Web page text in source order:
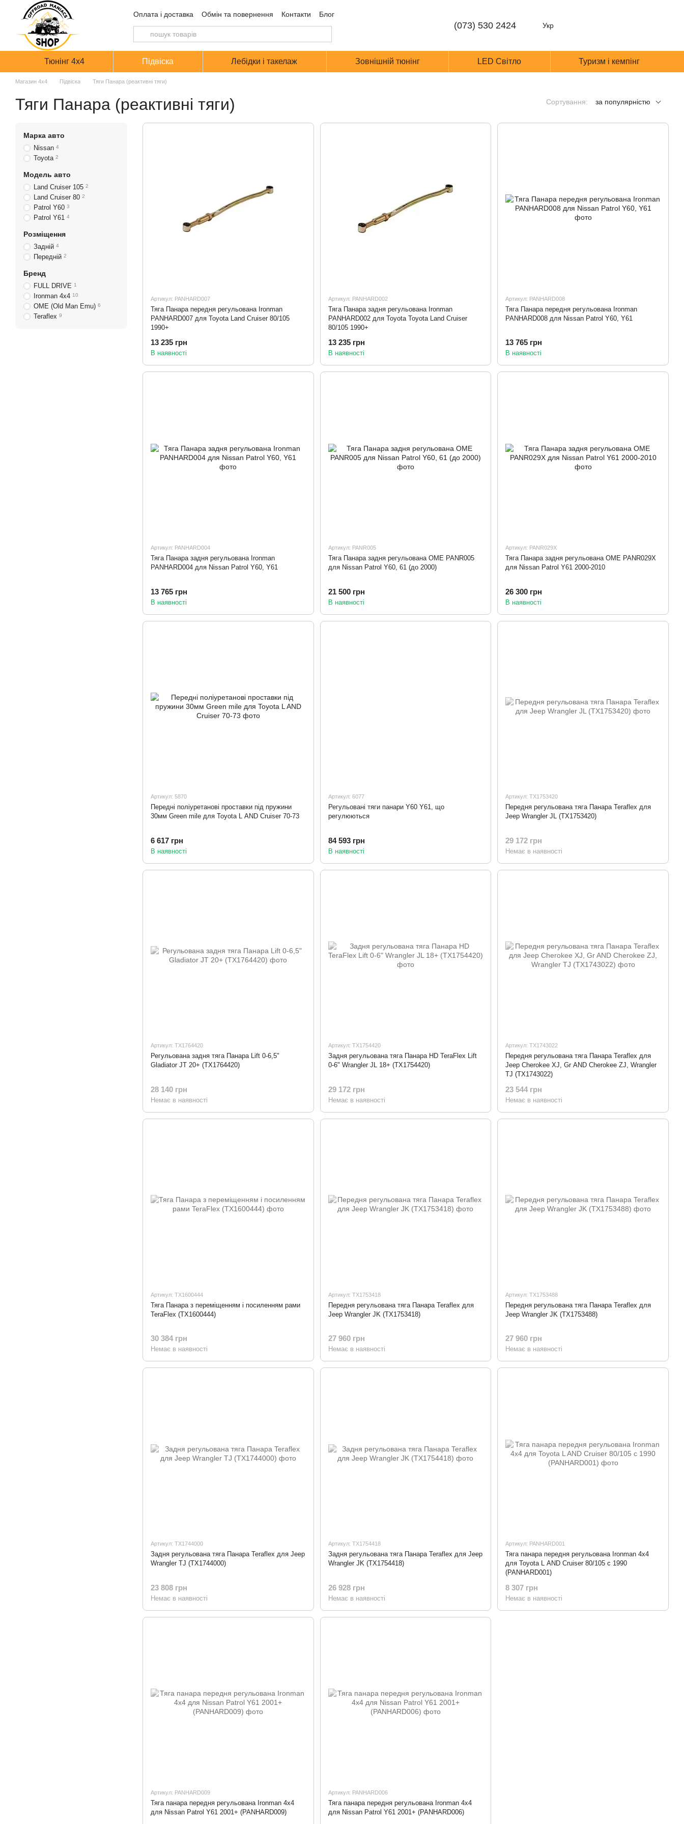
Перейти до основного контенту
Оплата і доставка Обмін та повернення Контакти Блог
(073) 530 2424 Укр
Тюнінг 4х4 Підвіска Лебідки і такелаж Зовнішній тюнінг LED Світло Туризм і кемпінг
Магазин 4х4 Підвіска Тяги Панара (реактивні тяги)
Тяги Панара (реактивні тяги) Сортування: за популярністю
Артикул: PANHARD007
Тяга Панара передня регульована Ironman
PANHARD007 для Toyota Land Cruiser 80/105
1990+
13 235 грн
В наявності
Артикул: PANHARD002
Тяга Панара задня регульована Ironman
PANHARD002 для Toyota Toyota Land Cruiser
80/105 1990+
13 235 грн
В наявності
Артикул: PANHARD008
Тяга Панара передня регульована Ironman
PANHARD008 для Nissan Patrol Y60, Y61
13 765 грн
В наявності
Артикул: PANHARD004
Тяга Панара задня регульована Ironman
PANHARD004 для Nissan Patrol Y60, Y61
13 765 грн
В наявності
Артикул: PANR005
Тяга Панара задня регульована OME PANR005
для Nissan Patrol Y60, 61 (до 2000)
21 500 грн
В наявності
Артикул: PANR029X
Тяга Панара задня регульована OME PANR029X
для Nissan Patrol Y61 2000-2010
26 300 грн
В наявності
Артикул: 5870
Передні поліуретанові проставки під пружини
30мм Green mile для Toyota L AND Cruiser 70-73
6 617 грн
В наявності
Артикул: 6077
Регульовані тяги панари Y60 Y61, що
регулюються
84 593 грн
В наявності
Артикул: TX1753420
Передня регульована тяга Панара Teraflex для
Jeep Wrangler JL (TX1753420)
29 172 грн
Немає в наявності
Артикул: TX1764420
Регульована задня тяга Панара Lift 0-6,5"
Gladiator JT 20+ (TX1764420)
28 140 грн
Немає в наявності
Артикул: TX1754420
Задня регульована тяга Панара HD TeraFlex Lift
0-6" Wrangler JL 18+ (TX1754420)
29 172 грн
Немає в наявності
Артикул: TX1743022
Передня регульована тяга Панара Teraflex для
Jeep Cherokee XJ, Gr AND Cherokee ZJ, Wrangler
TJ (TX1743022)
23 544 грн
Немає в наявності
Артикул: TX1600444
Тяга Панара з переміщенням і посиленням рами
TeraFlex (TX1600444)
30 384 грн
Немає в наявності
Артикул: TX1753418
Передня регульована тяга Панара Teraflex для
Jeep Wrangler JK (TX1753418)
27 960 грн
Немає в наявності
Артикул: TX1753488
Передня регульована тяга Панара Teraflex для
Jeep Wrangler JK (TX1753488)
27 960 грн
Немає в наявності
Артикул: TX1744000
Задня регульована тяга Панара Teraflex для Jeep
Wrangler TJ (TX1744000)
23 808 грн
Немає в наявності
Артикул: TX1754418
Задня регульована тяга Панара Teraflex для Jeep
Wrangler JK (TX1754418)
26 928 грн
Немає в наявності
Артикул: PANHARD001
Тяга панара передня регульована Ironman 4x4
для Toyota L AND Cruiser 80/105 c 1990
(PANHARD001)
8 307 грн
Немає в наявності
Артикул: PANHARD009
Тяга панара передня регульована Ironman 4x4
для Nissan Patrol Y61 2001+ (PANHARD009)
Артикул: PANHARD006
Тяга панара передня регульована Ironman 4x4
для Nissan Patrol Y61 2001+ (PANHARD006)
Марка авто
Nissan 4
Toyota 2
Модель авто
Land Cruiser 105 2
Land Cruiser 80 2
Patrol Y60 3
Patrol Y61 4
Розміщення
Задній 4
Передній 2
Бренд
FULL DRIVE 1
Ironman 4х4 10
OME (Old Man Emu) 6
Teraflex 9